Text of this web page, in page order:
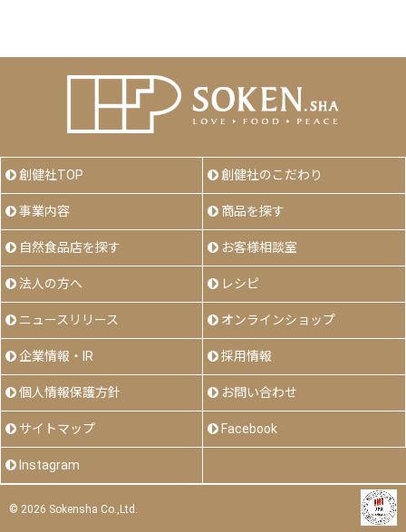
創健社TOP 創健社のこだわり
事業内容 商品を探す
自然食品店を探す お客様相談室
法人の方へ レシピ
ニュースリリース オンラインショップ
企業情報・IR 採用情報
個人情報保護方針 お問い合わせ
サイトマップ Facebook
Instagram
© 2026 Sokensha Co.,Ltd.